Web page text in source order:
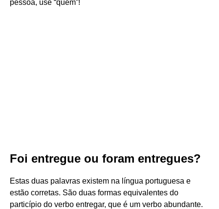
pessoa, use “quem”!
Foi entregue ou foram entregues?
Estas duas palavras existem na língua portuguesa e
estão corretas. São duas formas equivalentes do
particípio do verbo entregar, que é um verbo abundante.